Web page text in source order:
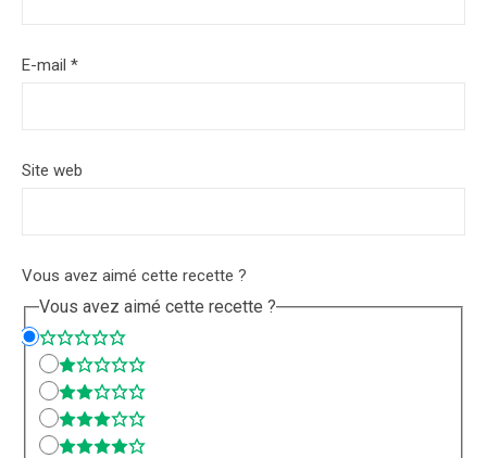
E-mail *
Site web
Vous avez aimé cette recette ?
Vous avez aimé cette recette ?